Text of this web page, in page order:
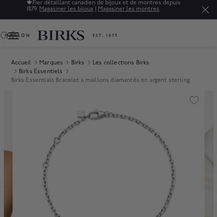
🍁 Fier détaillant canadien de bijoux et de montres depuis
1879. Magasiner les bijoux Magasiner les montres
0
Accueil Marques Birks
Les collections Birks
Birks Essentiels
Birks Essentials Bracelet à maillons diamantés en argent sterling